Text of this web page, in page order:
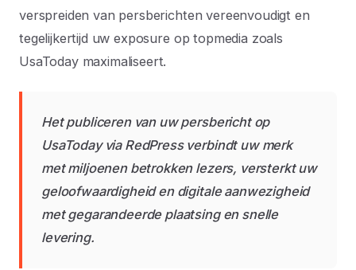
verspreiden van persberichten vereenvoudigt en
tegelijkertijd uw exposure op topmedia zoals
UsaToday maximaliseert.
Het publiceren van uw persbericht op
UsaToday via RedPress verbindt uw merk
met miljoenen betrokken lezers, versterkt uw
geloofwaardigheid en digitale aanwezigheid
met gegarandeerde plaatsing en snelle
levering.